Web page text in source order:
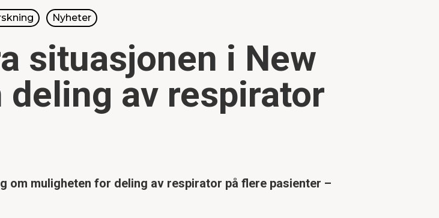
Nyheter
situasjonen i New
deling av respirator
om muligheten for deling av respirator på flere pasienter –